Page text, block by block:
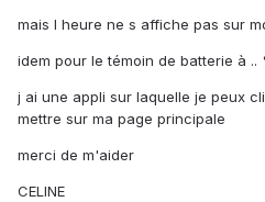
mais l heure ne s affiche pas sur
idem pour le témoin de batterie à ..
j ai une appli sur laquelle je peux
mettre sur ma page principale
merci de m'aider
CELINE